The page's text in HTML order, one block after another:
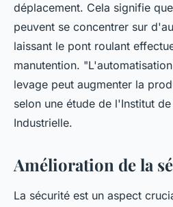
déplacement. Cela signifie
peuvent se concentrer sur
laissant le pont roulant
manutention.
levage peut augmenter la
selon une étude de l'Institut
Industrielle.
Amélioration de la
La sécurité est un aspect